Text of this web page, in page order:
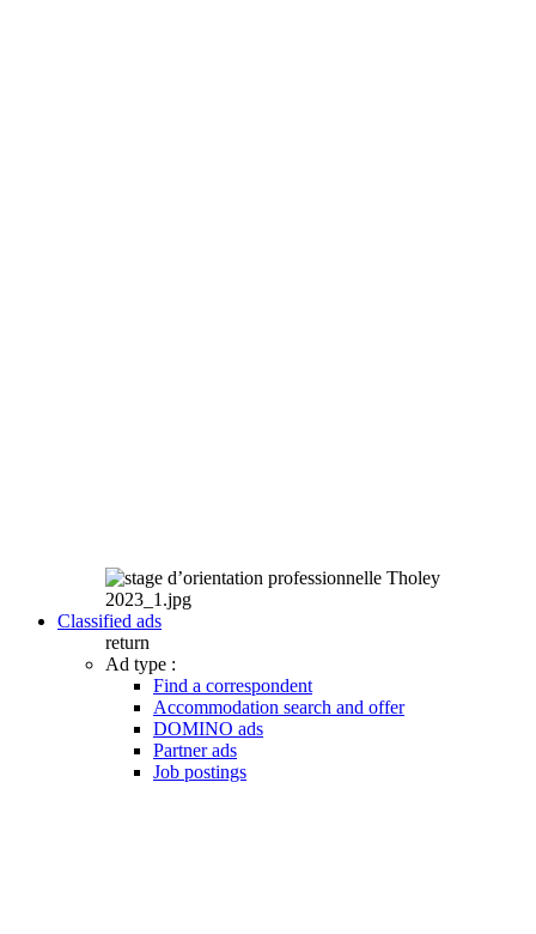
Classified ads
return
Ad type :
Find a correspondent
Accommodation search and offer
DOMINO ads
Partner ads
Job postings